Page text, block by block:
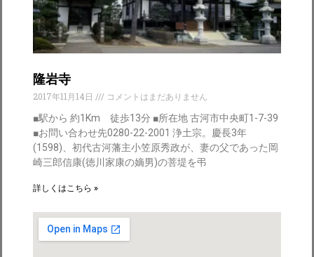
隆岩寺
2017年11月14日
コメントはまだありません
■駅から 約1Km 徒歩13分 ■所在地 古河市中央町1-7-39
■お問い合わせ先0280-22-2001 浄土宗。慶長3年
(1598)、初代古河藩主小笠原秀政が、妻の父であった岡
崎三郎信康(徳川家康の嫡男)の菩堤を弔
詳しくはこちら »